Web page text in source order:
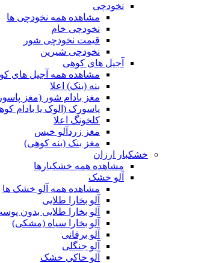
نخودچی
مشاهده همه نخودچی ها
نخودچی خام
قیمت نخودچی شور
نخودچی شیرین
آجیل های کوهی
مشاهده همه آجیل های
بنه (بنک) اعلا
مغز بادام شور (مغز
پاسورک (الوک یا بادام
کلخونگ اعلا
مغز زردآلو خیس
مغز بنک (بنه کوهی)
خشکبار ارزان
مشاهده همه خشکبارها
آلو خشک
مشاهده همه آلو خشک ها
آلو بخارا طلایی
آلو بخارا طلایی بدون
آلو بخارا سیاه (مشکی)
آلو برقانی
آلو جنگلی
آلو خاکی خشک